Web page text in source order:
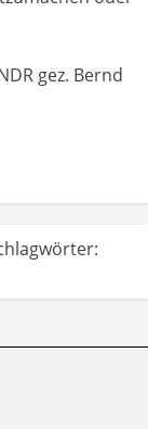
gez. Bernd